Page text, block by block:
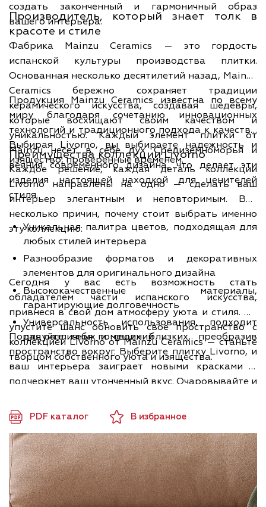
создать законченный и гармоничный образ
вашего интерьера.
Производитель, который знает толк в
красоте и стиле
Фабрика Mainzu Ceramics — это гордость
испанской культуры производства плитки.
Основанная несколько десятилетий назад, Mainzu
Ceramics бережно сохраняет традиции
керамического искусства, создавая шедевры,
которые восхищают своим качеством и
уникальностью. Каждый элемент плитки от
Mainzu несет в себе дух Средиземноморья и
веяния современного дизайна, что делает эти
изделия настоящей находкой для ценителей
стиля.
Продукция Mainzu Ceramics известна по всему
миру благодаря сочетанию инновационных
технологий и традиционного подхода к качеству.
Выбирая Livorno, вы выбираете надежность и
изящество, проверенные временем.
Преимущества коллекции Livorno
Каждое решение, каждая деталь коллекции
Livorno направлены на одно — сделать ваш
интерьер элегантным и неповторимым. Вот
несколько причин, почему стоит выбрать именно
эту коллекцию:
Уникальная палитра цветов, подходящая для
любых стилей интерьера
Разнообразие форматов и декоративных
элементов для оригинального дизайна
Высококачественные материалы,
гарантирующие долговечность
Универсальность использования, подходит
для различных помещений
Сегодня у вас есть возможность стать
обладателем части испанского искусства,
привнеся в свой дом атмосферу уюта и стиля. Не
упустите шанс обновить свое пространство с
коллекцией Livorno от Mainzu Ceramics — станьте
творцом собственного уюта и изящества.
Порадуйте себя и своих близких, преобразив
пространство вокруг. Выберите плитку Livorno, и
ваш интерьера заиграет новыми красками и
подчеркнет ваш утонченный вкус. Очаровывайте и
PDF каталог В избранное